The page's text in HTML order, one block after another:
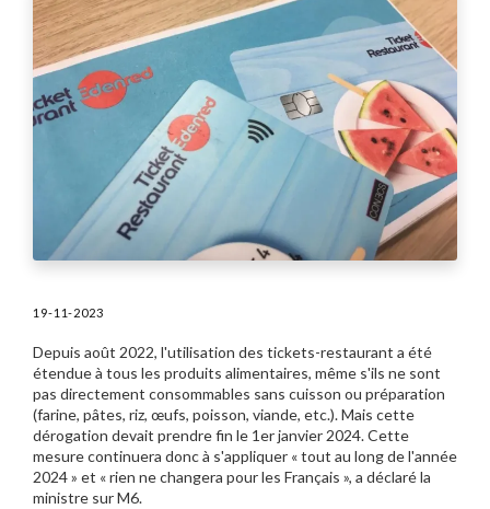
19-11-2023
Depuis août 2022, l'utilisation des tickets-restaurant a été
étendue à tous les produits alimentaires, même s'ils ne sont
pas directement consommables sans cuisson ou préparation
(farine, pâtes, riz, œufs, poisson, viande, etc.). Mais cette
dérogation devait prendre fin le 1er janvier 2024. Cette
mesure continuera donc à s'appliquer « tout au long de l'année
2024 » et « rien ne changera pour les Français », a déclaré la
ministre sur M6.